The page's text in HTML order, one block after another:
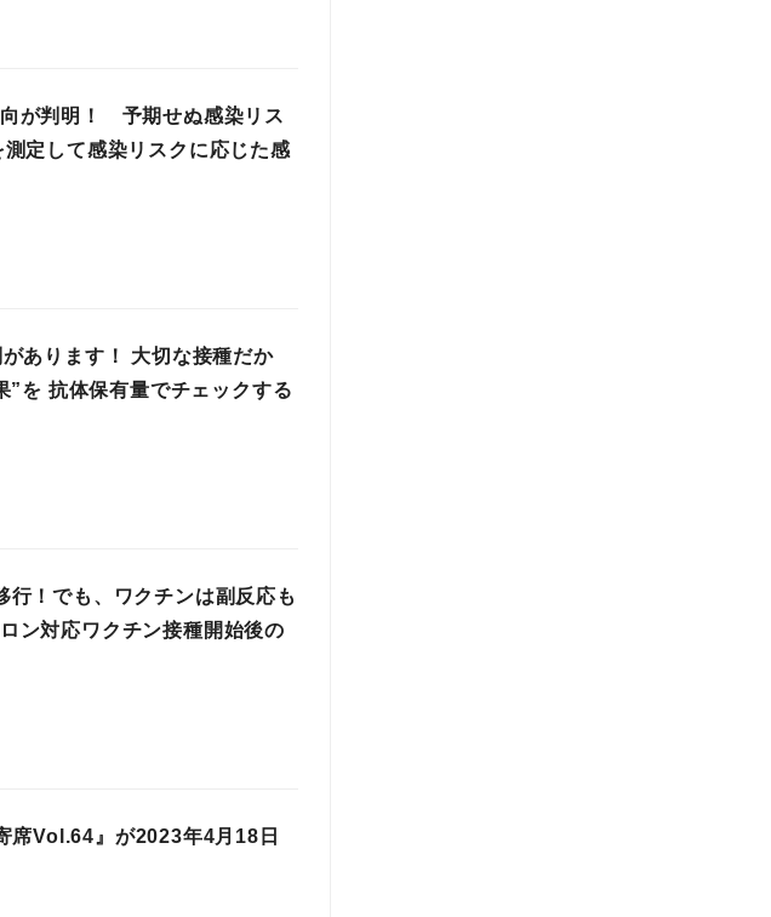
が判明！ 予期せぬ感染リス
定して感染リスクに応じた感
あります！ 大切な接種だか
”を 抗体保有量でチェックする
！でも、ワクチンは副反応も
ン対応ワクチン接種開始後の
席Vol.64』が2023年4月18日